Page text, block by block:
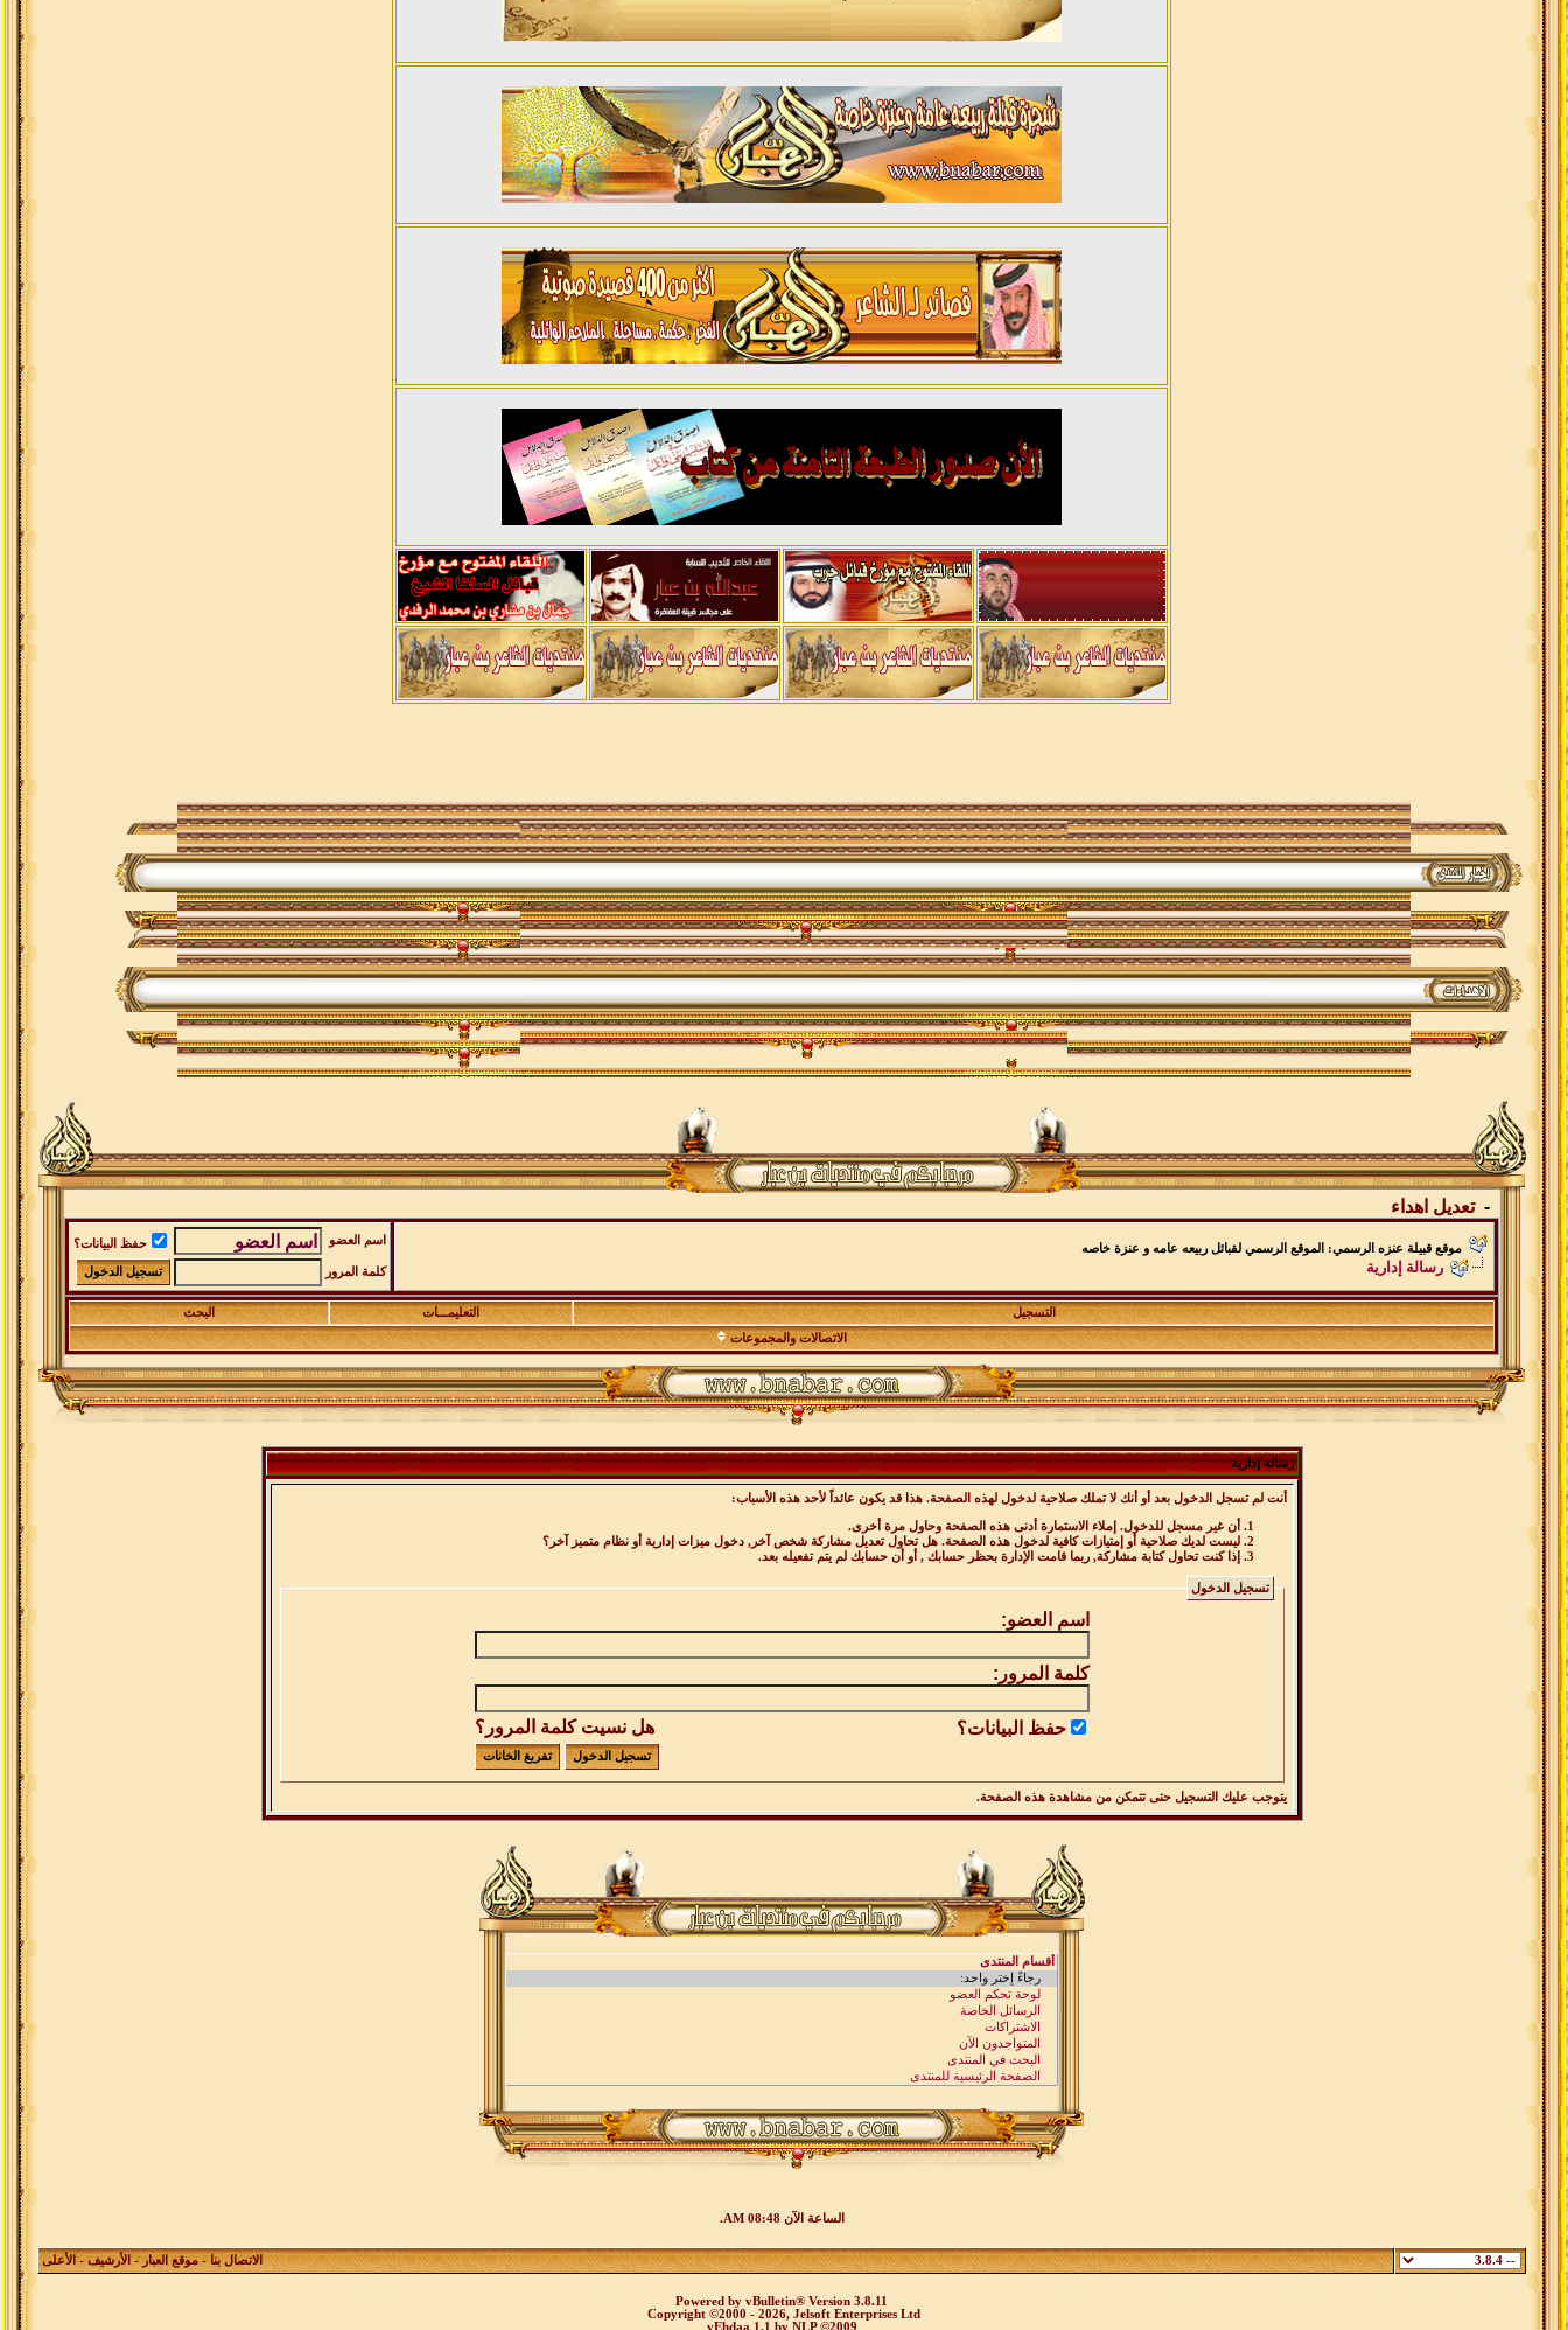
-تعديل اهداء
موقع قبيلة عنزه الرسمي: الموقع الرسمي لقبائل ربيعه عامه و عنزة خاصه
رسالة إدارية
اسم العضو حفظ البيانات؟
كلمة المرور
التسجيل التعليمـــات
البحث
الاتصالات والمجموعات
رسالة إدارية
أنت لم تسجل الدخول بعد أو أنك لا تملك صلاحية لدخول لهذه الصفحة. هذا قد يكون عائداً لأحد هذه الأسباب:
أن غير مسجل للدخول. إملاء الاستمارة أدنى هذه الصفحة وحاول مرة أخرى.
ليست لديك صلاحية أو إمتيازات كافية لدخول هذه الصفحة. هل تحاول تعديل مشاركة شخص آخر, دخول ميزات إدارية أو نظام متميز آخر؟
إذا كنت تحاول كتابة مشاركة, ربما قامت الإدارة بحظر حسابك , أو أن حسابك لم يتم تفعيله بعد.
تسجيل الدخول
اسم العضو:
كلمة المرور:
هل نسيت كلمة المرور؟ حفظ البيانات؟
يتوجب عليك التسجيل حتى تتمكن من مشاهدة هذه الصفحة.
الساعة الآن08:48 AM
.
الاتصال بنا- موقع العبار-الأرشيف- الأعلى
Powered by vBulletin® Version 3.8.11
Copyright ©2000 - 2026, Jelsoft Enterprises Ltd
vEhdaa 1.1 by NLP©2009